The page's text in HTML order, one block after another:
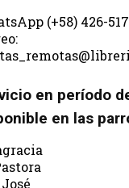
(+58) 426-
en período
en las